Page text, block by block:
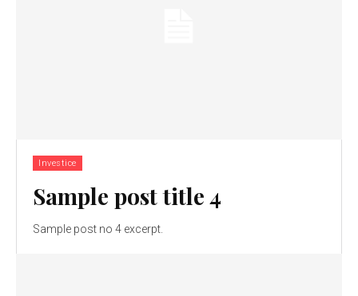
Investice
Sample post title 4
Sample post no 4 excerpt.